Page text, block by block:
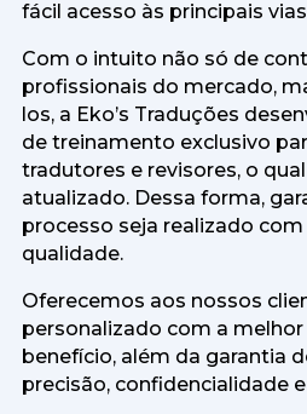
fácil acesso às principais
Com o intuito não só de
profissionais do mercado,
los, a Eko’s Traduções
de treinamento exclusivo
tradutores e revisores, o
atualizado. Dessa forma,
processo seja realizado com
qualidade.
Oferecemos aos nossos
personalizado com a
benefício, além da garantia
precisão, confidencialidade